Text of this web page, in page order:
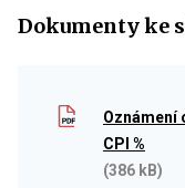
Dokumenty ke
Oznámení
CPI %
(386 kB)